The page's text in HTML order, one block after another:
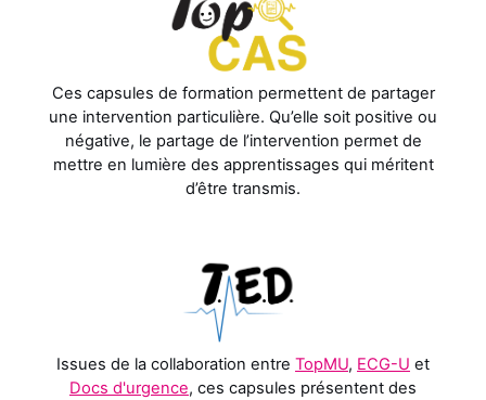
Ces capsules de formation permettent de partager
une intervention particulière. Qu’elle soit positive ou
négative, le partage de l’intervention permet de
mettre en lumière des apprentissages qui méritent
d’être transmis.
Issues de la collaboration entre TopMU, ECG-U et
Docs d'urgence, ces capsules présentent des